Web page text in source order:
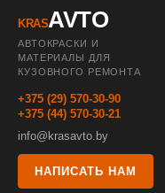
KRASAVTO
АВТОКРАСКИ И
МАТЕРИАЛЫ ДЛЯ
КУЗОВНОГО РЕМОНТА
+375 (29) 570-30-90
+375 (44) 570-30-21
info@krasavto.by
НАПИСАТЬ НАМ